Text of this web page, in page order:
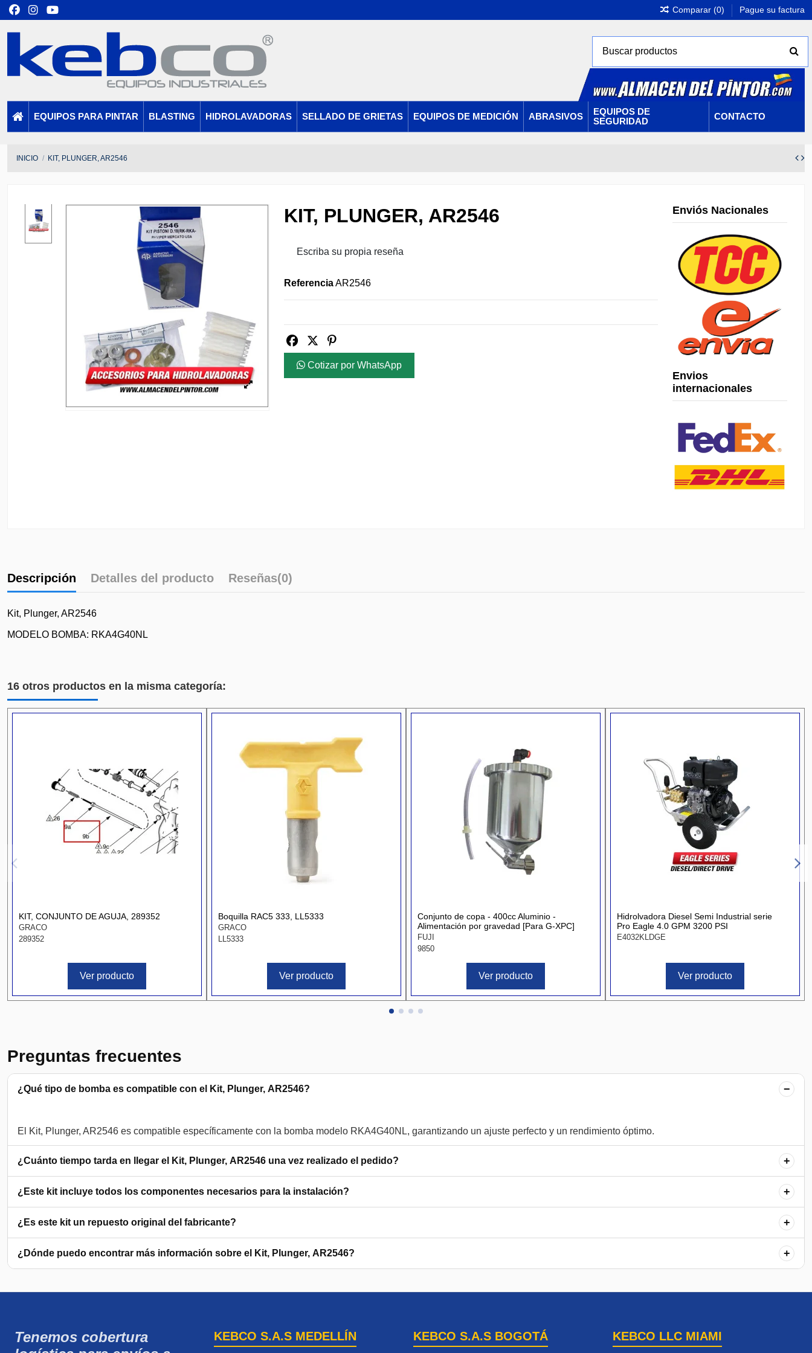
Comparar (0) Pague su factura
EQUIPOS PARA PINTAR BLASTING HIDROLAVADORAS SELLADO DE GRIETAS EQUIPOS DE MEDICIÓN ABRASIVOS
EQUIPOS DE
SEGURIDAD
CONTACTO
INICIO KIT, PLUNGER, AR2546
KIT, PLUNGER, AR2546
Escriba su propia reseña
ReferenciaAR2546
Cotizar por WhatsApp
Enviós Nacionales
Envios
internacionales
Descripción Detalles del producto Reseñas(0)
Kit, Plunger, AR2546
MODELO BOMBA: RKA4G40NL
16 otros productos en la misma categoría:
KIT, CONJUNTO DE AGUJA, 289352
GRACO
289352
Ver producto
Boquilla RAC5 333, LL5333
GRACO
LL5333
Ver producto
Conjunto de copa - 400cc Aluminio -
Alimentación por gravedad [Para G-XPC]
FUJI
9850
Ver producto
Hidrolvadora Diesel Semi Industrial serie
Pro Eagle 4.0 GPM 3200 PSI
E4032KLDGE
Ver producto
Preguntas frecuentes
¿Qué tipo de bomba es compatible con el Kit, Plunger, AR2546? −
¿Cuánto tiempo tarda en llegar el Kit, Plunger, AR2546 una vez realizado el pedido? +
¿Este kit incluye todos los componentes necesarios para la instalación? +
¿Es este kit un repuesto original del fabricante? +
¿Dónde puedo encontrar más información sobre el Kit, Plunger, AR2546? +
Tenemos cobertura
KEBCO S.A.S MEDELLÍN KEBCO S.A.S BOGOTÁ KEBCO LLC MIAMI